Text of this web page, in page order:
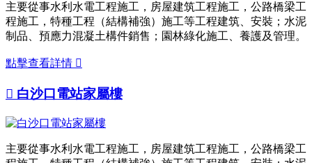
主要從事水利水電工程施工，房屋建筑工程施工，公路橋梁工
程施工，特種工程（結構補強）施工等工程建筑、安裝；水泥
制品、預應力混凝土構件銷售；園林綠化施工、養護及管理。
點擊查看詳情 
 白沙口電站家屬樓
主要從事水利水電工程施工，房屋建筑工程施工，公路橋梁工